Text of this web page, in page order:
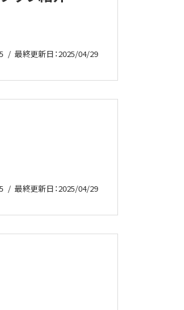
最終更新日：2025/04/29
最終更新日：2025/04/29